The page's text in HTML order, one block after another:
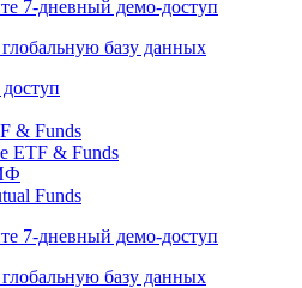
7-дневный демо-доступ
базу данных
& Funds
ETF & Funds
Funds
7-дневный демо-доступ
базу данных